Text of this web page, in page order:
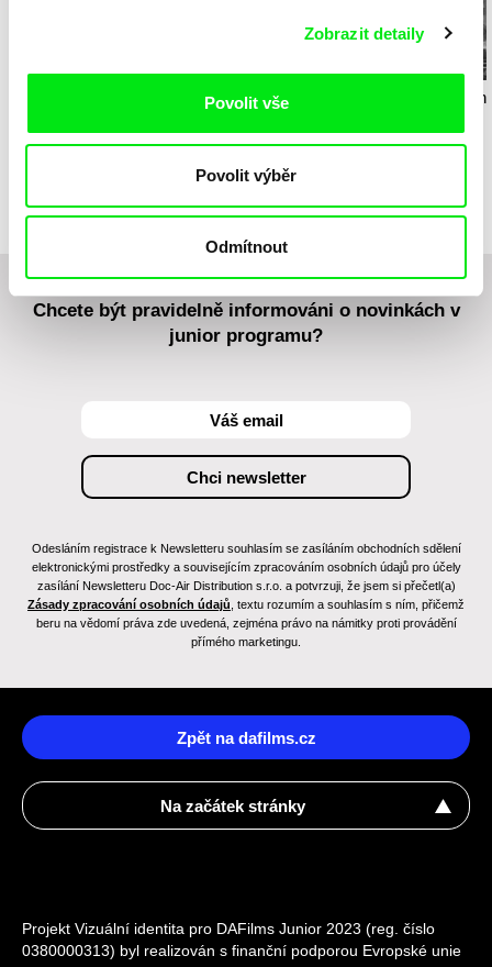
Zobrazit detaily
Povolit vše
Povolit výběr
Odmítnout
Vladimír Turner
naživu
Laila
Chcete být pravidelně informováni o novinkách v
junior programu?
Odesláním registrace k Newsletteru souhlasím se zasíláním obchodních sdělení
elektronickými prostředky a souvisejícím zpracováním osobních údajů pro účely
zasílání Newsletteru Doc-Air Distribution s.r.o. a potvrzuji, že jsem si přečetl(a)
Zásady zpracování osobních údajů , textu rozumím a souhlasím s ním, přičemž
beru na vědomí práva zde uvedená, zejména právo na námitky proti provádění
přímého marketingu.
Zpět na dafilms.cz
Na začátek stránky
Projekt Vizuální identita pro DAFilms Junior 2023 (reg. číslo
0380000313) byl realizován s finanční podporou Evropské unie